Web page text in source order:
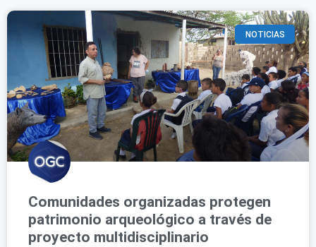
NOTICIAS
Comunidades organizadas protegen
patrimonio arqueológico a través de
proyecto multidisciplinario